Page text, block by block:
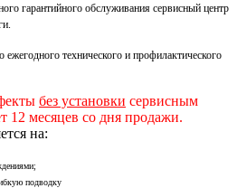
гарантийного обслуживания сервисный центр
технического и профилактического
без установки сервисным
12 месяцев со дня продажи.
на:
подводку